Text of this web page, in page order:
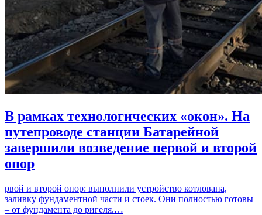
В рамках технологических «окон». На
путепроводе станции Батарейной
завершили возведение первой и второй
опор
рвой и второй опор: выполнили устройство котлована,
заливку фундаментной части и стоек. Они полностью готовы
– от фундамента до ригеля.…